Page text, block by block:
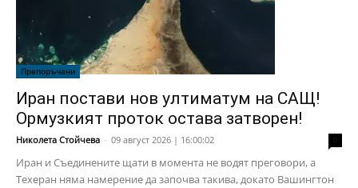
Препоръчани
Иран постави нов ултиматум на САЩ!
Ормузкият проток остава затворен!
Николета Стойчева - 09 август 2026 | 16:00:02
Иран и Съединените щати в момента не водят преговори, а
Техеран няма намерение да започва такива, докато Вашингтон